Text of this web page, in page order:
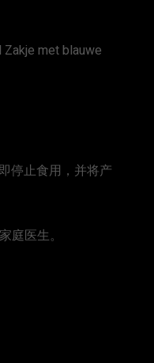
met blauwe
停止食用，并将产
医生。